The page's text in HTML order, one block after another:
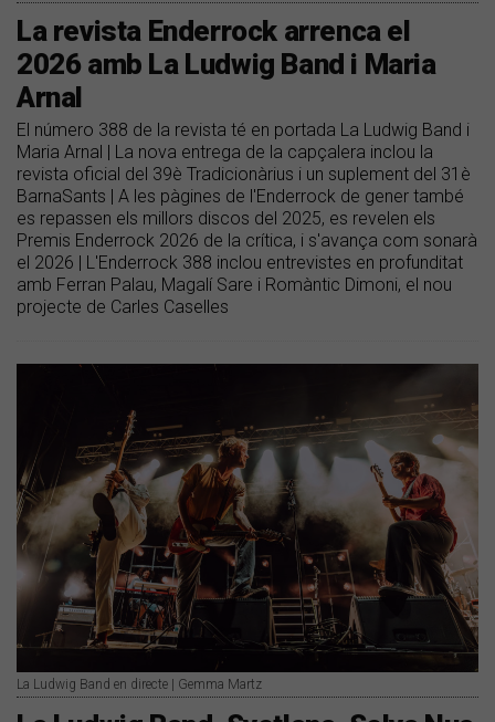
La revista Enderrock arrenca el
2026 amb La Ludwig Band i Maria
Arnal
El número 388 de la revista té en portada La Ludwig Band i
Maria Arnal | La nova entrega de la capçalera inclou la
revista oficial del 39è Tradicionàrius i un suplement del 31è
BarnaSants | A les pàgines de l'Enderrock de gener també
es repassen els millors discos del 2025, es revelen els
Premis Enderrock 2026 de la crítica, i s'avança com sonarà
el 2026 | L'Enderrock 388 inclou entrevistes en profunditat
amb Ferran Palau, Magalí Sare i Romàntic Dimoni, el nou
projecte de Carles Caselles
La Ludwig Band en directe | Gemma Martz